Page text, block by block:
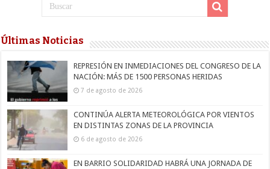
Últimas Noticias
REPRESIÓN EN INMEDIACIONES DEL CONGRESO DE LA
NACIÓN: MÁS DE 1500 PERSONAS HERIDAS
7 de agosto de 2026
CONTINÚA ALERTA METEOROLÓGICA POR VIENTOS
EN DISTINTAS ZONAS DE LA PROVINCIA
6 de agosto de 2026
EN BARRIO SOLIDARIDAD HABRÁ UNA JORNADA DE